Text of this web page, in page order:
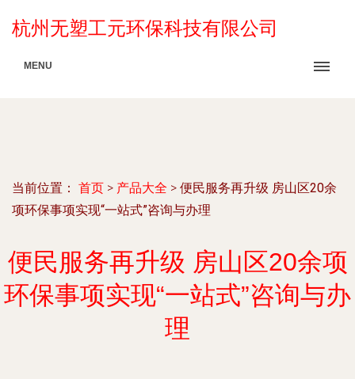
杭州无塑工元环保科技有限公司
MENU
当前位置： 首页 > 产品大全 > 便民服务再升级 房山区20余
项环保事项实现“一站式”咨询与办理
便民服务再升级 房山区20余项
环保事项实现“一站式”咨询与办
理